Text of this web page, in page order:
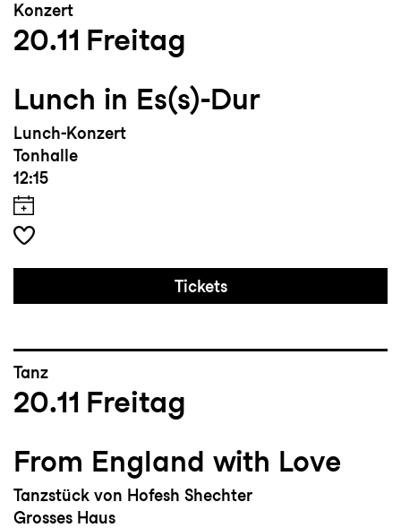
Konzert
20.11 Freitag
Lunch in Es(s)-Dur
Lunch-Konzert
Tonhalle
12:15
Tickets
Tanz
20.11 Freitag
From England with Love
Tanzstück von Hofesh Shechter
Grosses Haus